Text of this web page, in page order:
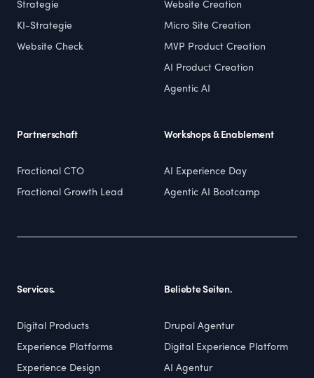
Strategie
KI-Strategie
Website Check
Website Creation
Micro Site Creation
MVP Product Creation
AI Product Creation
Agentic AI
Partnerschaft
Fractional CTO
Fractional Growth Lead
Workshops & Enablement
AI Experience Day
Agentic AI Bootcamp
Services.
Digital Products
Experience Platforms
Experience Design
Beliebte Seiten.
Drupal Agentur
Digital Experience Platform
AI Agentur